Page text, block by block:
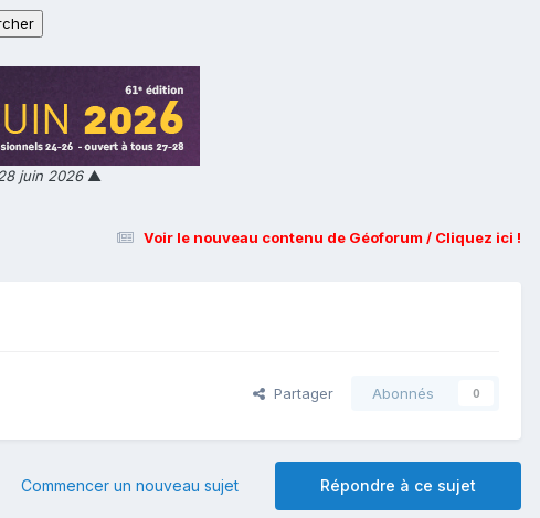
juin 2026▲
Voir le nouveau contenu de Géoforum / Cliquez ici !
Partager Abonnés 0
Répondre à ce sujet
Commencer un nouveau sujet